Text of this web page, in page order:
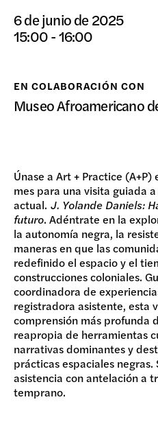
6 de junio de 2025
15:00 - 16:00
EN COLABORACIÓN CON
Museo Afroamericano
Únase a Art + Practice
mes para una visita guiada
actual. J. Yolande Daniels:
futuro. Adéntrate en la
la autonomía negra, la
maneras en que las
redefinido el espacio y el
construcciones coloniales.
coordinadora de
registradora asistente, esta
comprensión más profunda
reapropia de herramientas
narrativas dominantes y
prácticas espaciales
asistencia con antelación a
temprano.